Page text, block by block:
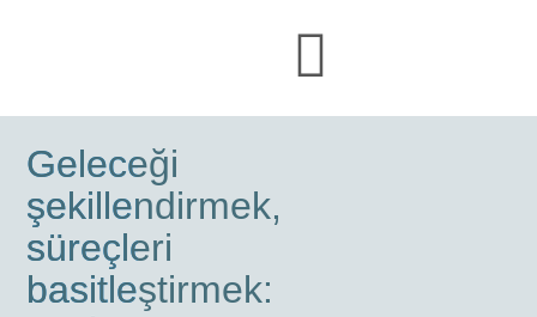
Geleceği
şekillendirmek,
süreçleri
basitleştirmek: